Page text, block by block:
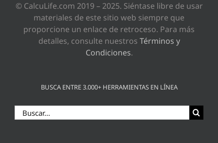
© CalcuLife.com 2019 – 2025. Siéntase libre de usar
materiales de este sitio web siempre que
proporcione un enlace de retroceso. Para más
detalles, consulte nuestros Términos y
Condiciones.
BUSCA ENTRE 3.000+ HERRAMIENTAS EN LÍNEA
Buscar: